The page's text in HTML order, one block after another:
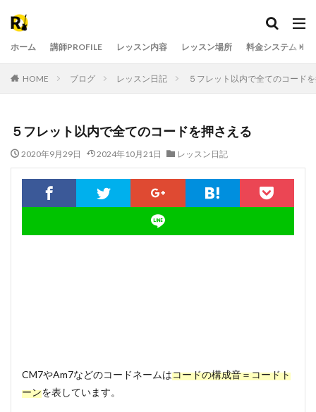
ホーム 講師PROFILE レッスン内容 レッスン場所 料金システム
HOME ブログ レッスン日記 ５フレット以内で全てのコード
５フレット以内で全てのコードを押さえる
2020年9月29日 2024年10月21日 レッスン日記
CM7やAm7などのコードネームはコードの構成音＝コードト
ーンを表しています。